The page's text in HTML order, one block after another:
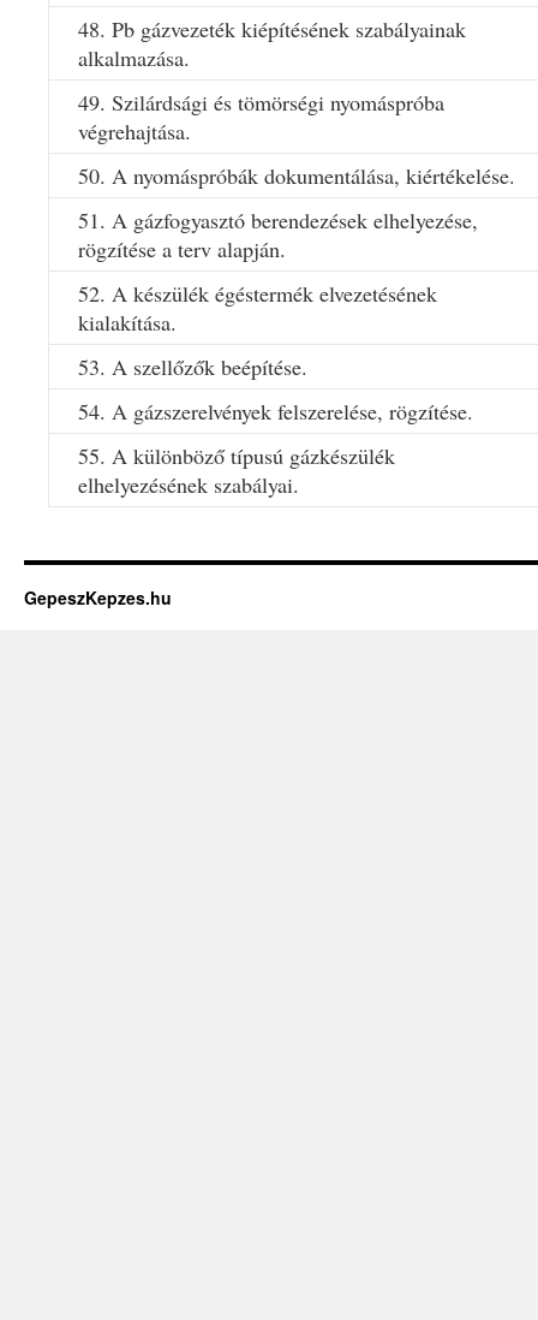
48. Pb gázvezeték kiépítésének szabályainak
alkalmazása.
49. Szilárdsági és tömörségi nyomáspróba
végrehajtása.
50. A nyomáspróbák dokumentálása, kiértékelése.
51. A gázfogyasztó berendezések elhelyezése,
rögzítése a terv alapján.
52. A készülék égéstermék elvezetésének
kialakítása.
53. A szellőzők beépítése.
54. A gázszerelvények felszerelése, rögzítése.
55. A különböző típusú gázkészülék
elhelyezésének szabályai.
GepeszKepzes.hu